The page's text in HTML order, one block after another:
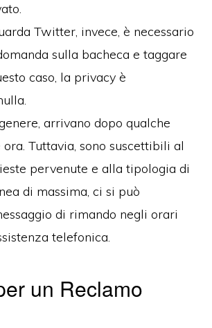
Twitter, invece, è necessario
sulla bacheca e taggare
caso, la privacy è
arrivano dopo qualche
Tuttavia, sono suscettibili al
pervenute e alla tipologia di
di massima, ci si può
di rimando negli orari
telefonica.
un Reclamo